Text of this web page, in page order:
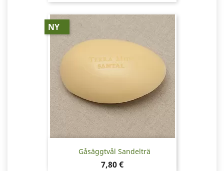
Gåsäggtvål Sandelträ
Pris
7,80 €
NY